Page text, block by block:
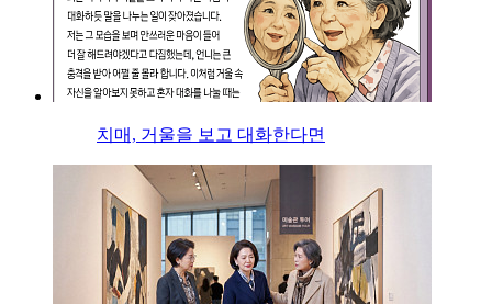
치매, 거울을 보고 대화한다면